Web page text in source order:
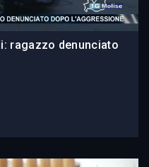
ragazzo denunciato